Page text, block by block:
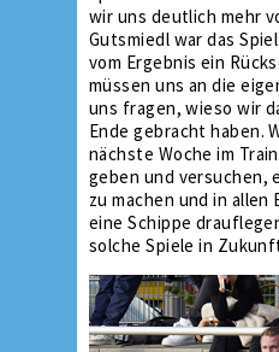
wir uns deutlich mehr
Gutsmiedl war das
vom Ergebnis ein
müssen uns an die
uns fragen, wieso wir
Ende gebracht haben.
nächste Woche im
geben und versuchen,
zu machen und in allen
eine Schippe
solche Spiele in